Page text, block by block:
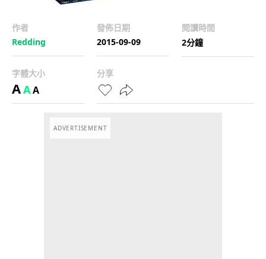
作者
Redding
發佈日期
2015-09-09
閱讀時間
2分鐘
字體大小
AAA
分享
ADVERTISEMENT